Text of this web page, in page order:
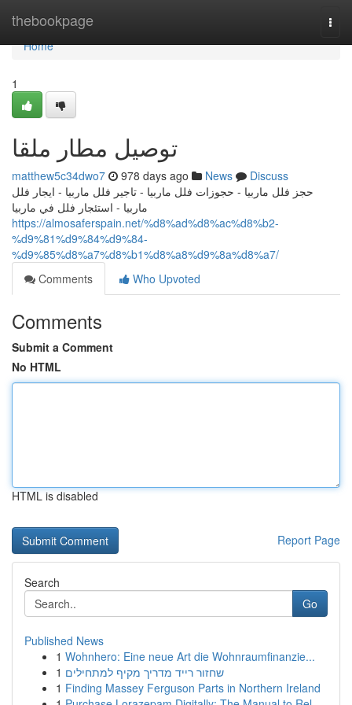
thebookpage
Home
Home
1
توصيل مطار ملقا
matthew5c34dwo7 978 days ago News
Discuss
حجز فلل ماربيا - حجوزات فلل ماربيا - تاجير فلل ماربيا - ايجار فلل
ماربيا - استئجار فلل في ماربيا
https://almosaferspain.net/%d8%ad%d8%ac%d8%b2-
%d9%81%d9%84%d9%84-
%d9%85%d8%a7%d8%b1%d8%a8%d9%8a%d8%a7/
Comments
Who Upvoted
Comments
Submit a Comment
No HTML
HTML is disabled
Report Page
Search
Go
Published News
1 Wohnhero: Eine neue Art die Wohnraumfinanzie...
1 שחזור רייד מדריך מקיף למתחילים
1 Finding Massey Ferguson Parts in Northern Ireland